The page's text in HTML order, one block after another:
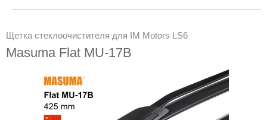
Щетка стеклоочистителя для IM Motors LS6
Masuma Flat MU-17B